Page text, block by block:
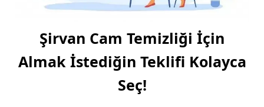
Şirvan Cam Temizliği İçin
Almak İstediğin Teklifi Kolayca
Seç!